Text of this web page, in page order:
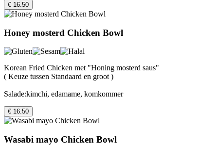
€ 16.50
Honey mosterd Chicken Bowl
Korean Fried Chicken met "Honing mosterd saus"
( Keuze tussen Standaard en groot )
Salade:kimchi, edamame, komkommer
€ 16.50
Wasabi mayo Chicken Bowl